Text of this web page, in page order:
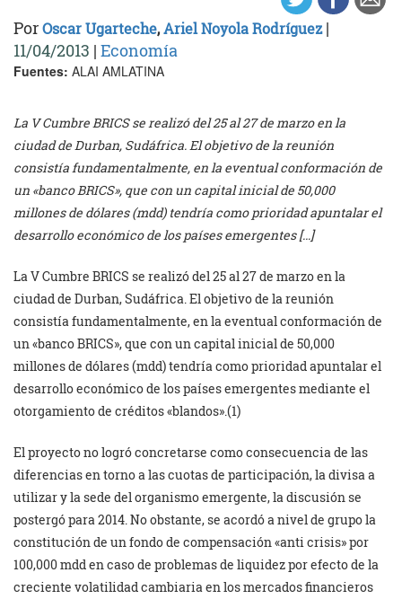
PorOscar Ugarteche,Ariel Noyola Rodríguez|
11/04/2013 | Economía
Fuentes: ALAI AMLATINA
La V Cumbre BRICS se realizó del 25 al 27 de marzo en la
ciudad de Durban, Sudáfrica. El objetivo de la reunión
consistía fundamentalmente, en la eventual conformación de
un «banco BRICS», que con un capital inicial de 50,000
millones de dólares (mdd) tendría como prioridad apuntalar el
desarrollo económico de los países emergentes […]
La V Cumbre BRICS se realizó del 25 al 27 de marzo en la
ciudad de Durban, Sudáfrica. El objetivo de la reunión
consistía fundamentalmente, en la eventual conformación de
un «banco BRICS», que con un capital inicial de 50,000
millones de dólares (mdd) tendría como prioridad apuntalar el
desarrollo económico de los países emergentes mediante el
otorgamiento de créditos «blandos».(1)
El proyecto no logró concretarse como consecuencia de las
diferencias en torno a las cuotas de participación, la divisa a
utilizar y la sede del organismo emergente, la discusión se
postergó para 2014. No obstante, se acordó a nivel de grupo la
constitución de un fondo de compensación «anti crisis» por
100,000 mdd en caso de problemas de liquidez por efecto de la
creciente volatilidad cambiaria en los mercados financieros